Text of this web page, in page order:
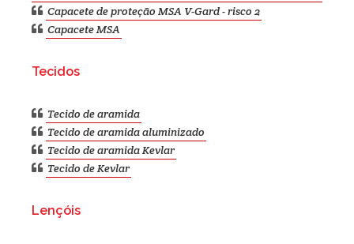
Capacete de proteção MSA V-Gard - risco 2
Capacete MSA
Tecidos
Tecido de aramida
Tecido de aramida aluminizado
Tecido de aramida Kevlar
Tecido de Kevlar
Lençóis